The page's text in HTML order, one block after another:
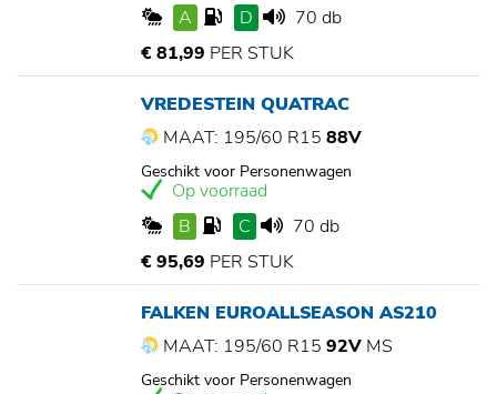
A
D
70 db
€ 81,99 PER STUK
VREDESTEIN QUATRAC
MAAT: 195/60 R15 88V
Geschikt voor Personenwagen
Op voorraad
B
C
70 db
€ 95,69 PER STUK
FALKEN EUROALLSEASON AS210
MAAT: 195/60 R15 92V MS
Geschikt voor Personenwagen